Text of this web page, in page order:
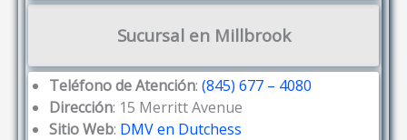
Sucursal en Millbrook
Teléfono de Atención: (845) 677 – 4080
Dirección: 15 Merritt Avenue
Sitio Web: DMV en Dutchess